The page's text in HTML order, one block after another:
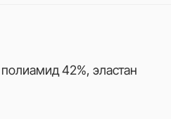
42%, эластан